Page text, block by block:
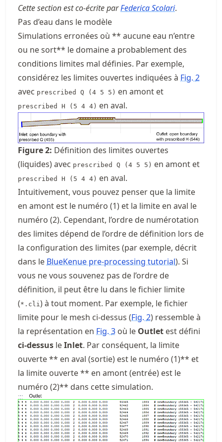
Cette section est co-écrite parFederica Scolari.
Pas d’eau dans le modèle
Simulations erronées où ** aucune eau n’entre
ou ne sort** le domaine a probablement des
conditions limites mal définies. Par exemple,
considérez les limites ouvertes indiquées à Fig. 2
avec prescribed Q (4 5 5) en amont et
prescribed H (5 4 4) en aval.
Figure2: Définition des limites ouvertes
(liquides) avec prescribed Q (4 5 5) en amont et
prescribed H (5 4 4) en aval.
Intuitivement, vous pouvez penser que la limite
en amont est le numéro (1) et la limite en aval le
numéro (2). Cependant, l’ordre de numérotation
des limites dépend de l’ordre de définition lors de
la configuration des limites (par exemple, décrit
dans le BlueKenue pre-processing tutorial). Si
vous ne vous souvenez pas de l’ordre de
définition, il peut être lu dans le fichier limite
(*.cli) à tout moment. Par exemple, le fichier
limite pour le mesh ci-dessus (Fig. 2) ressemble à
la représentation en Fig. 3 où le Outlet est défini
ci-dessus leInlet. Par conséquent, la limite
ouverte ** en aval (sortie) est le numéro (1)** et
la limite ouverte ** en amont (entrée) est le
numéro (2)** dans cette simulation.